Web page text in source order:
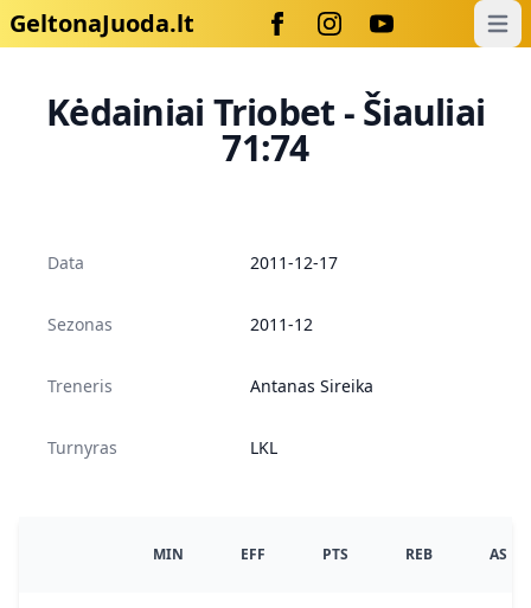
GeltonaJuoda.lt
Kėdainiai Triobet - Šiauliai
71:74
Data 2011-12-17
Sezonas 2011-12
Treneris Antanas Sireika
Turnyras LKL
MIN EFF PTS REB AS